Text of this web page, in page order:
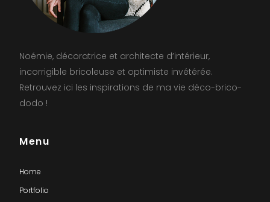
Noémie, décoratrice et architecte d’intérieur,
incorrigible bricoleuse et optimiste invétérée.
Retrouvez ici les inspirations de ma vie déco-brico-
dodo !
Menu
Home
Portfolio